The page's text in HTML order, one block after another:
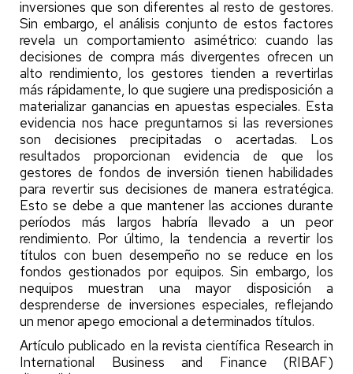
inversiones que son diferentes al resto de gestores.
Sin embargo, el análisis conjunto de estos factores
revela un comportamiento asimétrico: cuando las
decisiones de compra más divergentes ofrecen un
alto rendimiento, los gestores tienden a revertirlas
más rápidamente, lo que sugiere una predisposición a
materializar ganancias en apuestas especiales. Esta
evidencia nos hace preguntarnos si las reversiones
son decisiones precipitadas o acertadas. Los
resultados proporcionan evidencia de que los
gestores de fondos de inversión tienen habilidades
para revertir sus decisiones de manera estratégica.
Esto se debe a que mantener las acciones durante
períodos más largos habría llevado a un peor
rendimiento. Por último, la tendencia a revertir los
títulos con buen desempeño no se reduce en los
fondos gestionados por equipos. Sin embargo, los
nequipos muestran una mayor disposición a
desprenderse de inversiones especiales, reflejando
un menor apego emocional a determinados títulos.
Artículo publicado en la revista científica Research in
International Business and Finance (RIBAF)